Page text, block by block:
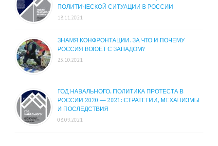
ПОЛИТИЧЕСКОЙ СИТУАЦИИ В РОССИИ
18.11.2021
ЗНАМЯ КОНФРОНТАЦИИ. ЗА ЧТО И ПОЧЕМУ
РОССИЯ ВОЮЕТ С ЗАПАДОМ?
25.10.2021
ГОД НАВАЛЬНОГО. ПОЛИТИКА ПРОТЕСТА В
РОССИИ 2020 — 2021: СТРАТЕГИИ, МЕХАНИЗМЫ
И ПОСЛЕДСТВИЯ
08.09.2021